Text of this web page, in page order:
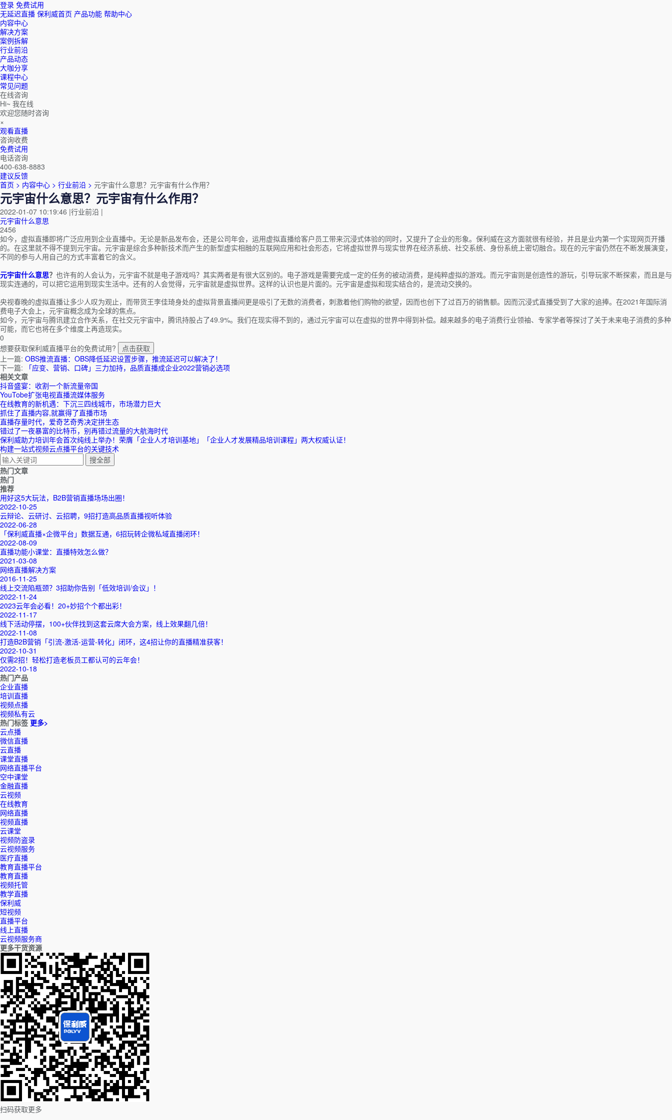
登录 免费试用
无延迟直播 保利威首页 产品功能 帮助中心
内容中心
解决方案
案例拆解
行业前沿
产品动态
大咖分享
课程中心
常见问题
在线咨询
Hi~ 我在线
欢迎您随时咨询
×
观看直播
咨询收费
免费试用
电话咨询
400-638-8883
建议反馈
首页 > 内容中心 > 行业前沿 > 元宇宙什么意思？元宇宙有什么作用？
元宇宙什么意思？元宇宙有什么作用？
2022-01-07 10:19:46 |行业前沿 |
元宇宙什么意思
2456
如今，虚拟直播即将广泛应用到企业直播中。无论是新品发布会，还是公司年会，运用虚拟直播给客户员工带来沉浸式体验的同时，又提升了企业的形象。保利威在这方面就很有经验，并且是业内第一个实现网页开播
的。在这里就不得不提到元宇宙。元宇宙是综合多种新技术而产生的新型虚实相融的互联网应用和社会形态，它将虚拟世界与现实世界在经济系统、社交系统、身份系统上密切融合。现在的元宇宙仍然在不断发展演变，
不同的参与人用自己的方式丰富着它的含义。
元宇宙什么意思？ 也许有的人会认为，元宇宙不就是电子游戏吗？其实两者是有很大区别的。电子游戏是需要完成一定的任务的被动消费，是纯粹虚拟的游戏。而元宇宙则是创造性的游玩，引导玩家不断探索，而且是与
现实连通的，可以把它运用到现实生活中。还有的人会觉得，元宇宙就是虚拟世界。这样的认识也是片面的。元宇宙是虚拟和现实结合的，是流动交换的。
央视春晚的虚拟直播让多少人叹为观止，而带货王李佳琦身处的虚拟背景直播间更是吸引了无数的消费者，刺激着他们购物的欲望，因而也创下了过百万的销售额。因而沉浸式直播受到了大家的追捧。在2021年国际消
费电子大会上，元宇宙概念成为全球的焦点。
如今，元宇宙与腾讯建立合作关系，在社交元宇宙中，腾讯持股占了49.9%。我们在现实得不到的，通过元宇宙可以在虚拟的世界中得到补偿。越来越多的电子消费行业领袖、专家学者等探讨了关于未来电子消费的多种
可能，而它也将在多个维度上再造现实。
0
想要获取保利威直播平台的免费试用?
点击获取
上一篇: OBS推流直播：OBS降低延迟设置步骤，推流延迟可以解决了！
下一篇:
「应变、营销、口碑」三力加持，品质直播成企业2022营销必选项
相关文章
抖音盛宴：收割一个新流量帝国
YouTobe扩张电视直播流媒体服务
在线教育的新机遇：下沉三四线城市，市场潜力巨大
抓住了直播内容,就赢得了直播市场
直播存量时代，爱奇艺奇秀决定拼生态
错过了一夜暴富的比特币，别再错过流量的大航海时代
保利威助力培训年会首次纯线上举办！荣膺「企业人才培训基地」「企业人才发展精品培训课程」两大权威认证！
构建一站式视频云点播平台的关键技术
热门文章
热门
推荐
用好这5大玩法，B2B营销直播场场出圈！
2022-10-25
云辩论、云研讨、云招聘，9招打造高品质直播视听体验
2022-06-28
「保利威直播×企微平台」数据互通，6招玩转企微私域直播闭环！
2022-08-09
直播功能小课堂：直播特效怎么做？
2021-03-08
网络直播解决方案
2016-11-25
线上交流陷瓶颈？3招助你告别「低效培训/会议」！
2022-11-24
2023云年会必看！20+妙招个个都出彩！
2022-11-17
线下活动停摆，100+伙伴找到这套云席大会方案，线上效果翻几倍！
2022-11-08
打造B2B营销「引流-激活-运营-转化」闭环，这4招让你的直播精准获客！
2022-10-31
仅需2招！轻松打造老板员工都认可的云年会！
2022-10-18
热门产品
企业直播
培训直播
视频点播
视频私有云
热门标签 更多>
云点播
微信直播
云直播
课堂直播
网络直播平台
空中课堂
金融直播
云视频
在线教育
网络直播
视频直播
云课堂
视频防盗录
云视频服务
医疗直播
教育直播平台
教育直播
视频托管
教学直播
保利威
短视频
直播平台
线上直播
云视频服务商
更多干货资源
扫码获取更多